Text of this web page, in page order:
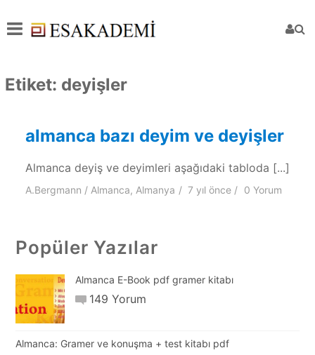
Etiket: deyişler
almanca bazı deyim ve deyişler
Almanca deyiş ve deyimleri aşağıdaki tabloda [...]
A.Bergmann Almanca,Almanya 7 yıl önce 0 Yorum
Popüler Yazılar
Almanca E-Book pdf gramer kitabı
149 Yorum
Almanca: Gramer ve konuşma + test kitabı pdf